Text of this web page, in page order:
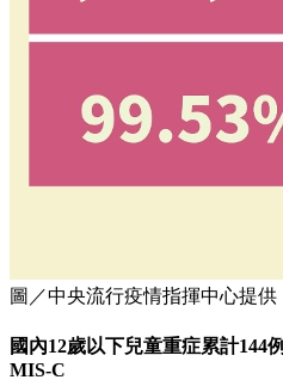
圖／中央流行疫情指揮中心提供
國內12歲以下兒童重症累計144
MIS-C